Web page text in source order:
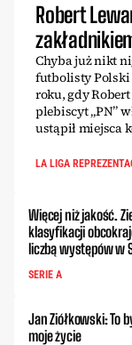
Robert
Chyba już nikt
futbolisty Polski
roku, gdy
plebiscyt „PN”
ustąpił miejsca
LA LIGA
Więcej niż jakość.
klasyfikacji
liczbą występów w
SERIE A
Jan Ziółkowski: To
moje życie